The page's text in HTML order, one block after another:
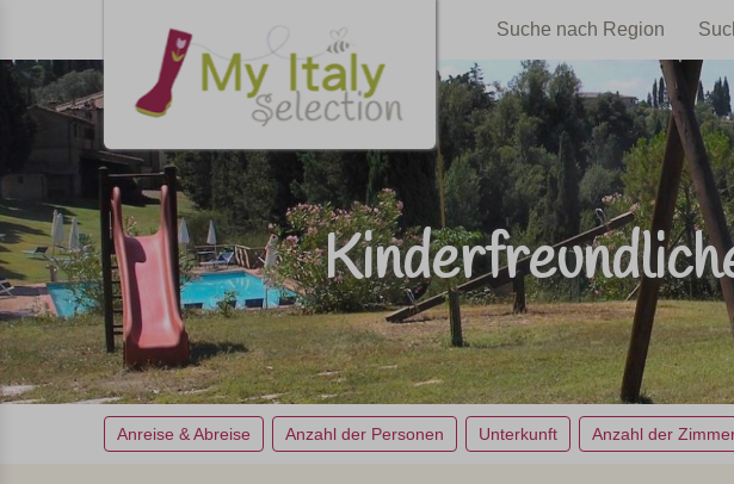
Suche nach Region
Anreise & Abreise Anzahl der Personen Unterkunft Anzahl der